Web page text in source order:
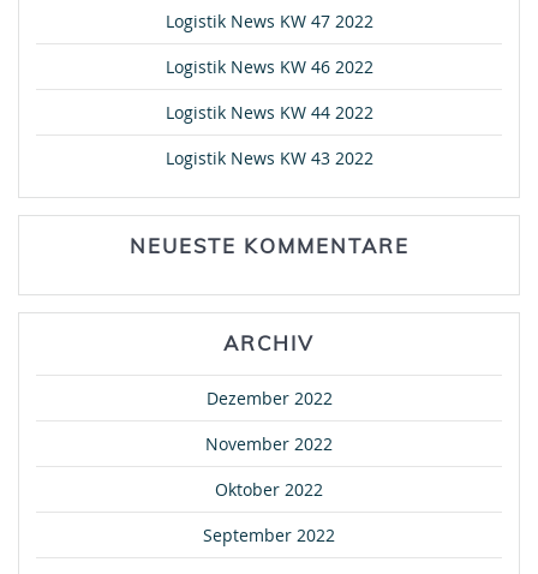
Logistik News KW 47 2022
Logistik News KW 46 2022
Logistik News KW 44 2022
Logistik News KW 43 2022
NEUESTE KOMMENTARE
ARCHIV
Dezember 2022
November 2022
Oktober 2022
September 2022